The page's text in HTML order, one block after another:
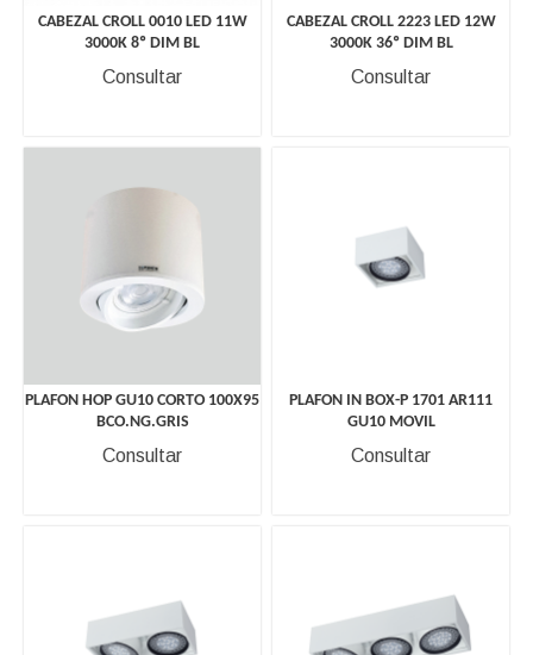
CABEZAL CROLL 0010 LED 11W
3000K 8º DIM BL
Consultar
CABEZAL CROLL 2223 LED 12W
3000K 36º DIM BL
Consultar
PLAFON HOP GU10 CORTO 100X95
BCO.NG.GRIS
Consultar
PLAFON IN BOX-P 1701 AR111
GU10 MOVIL
Consultar